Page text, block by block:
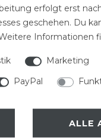
erfolgt erst
geschehen. Du
Informationen
Marketing
PayPal
ALLE